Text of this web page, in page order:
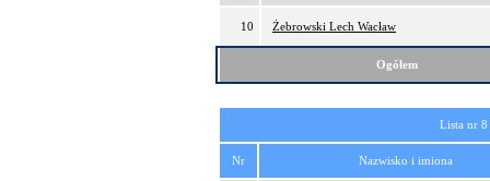
10 Żebrowski Lech Wacław
Ogółem
Lista nr
Nr Nazwisko i imiona